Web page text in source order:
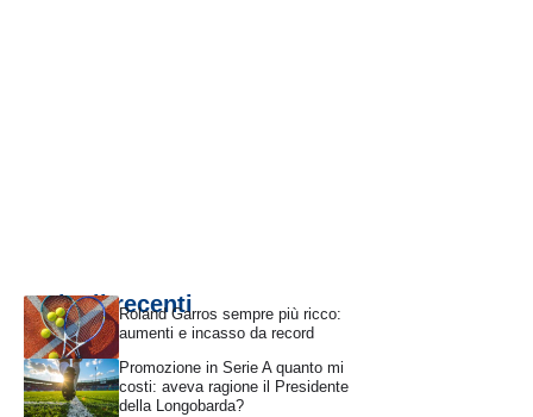
Articoli recentiRoland Garros sempre più ricco:
aumenti e incasso da record
Promozione in Serie A quanto mi
costi: aveva ragione il Presidente
della Longobarda?